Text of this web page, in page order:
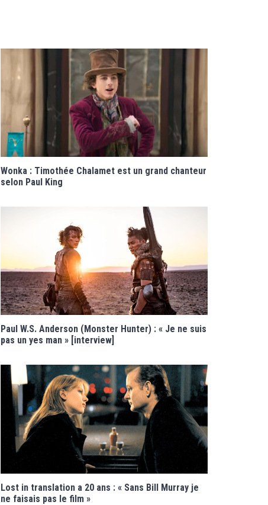
Wonka : Timothée Chalamet est un grand chanteur
selon Paul King
Paul W.S. Anderson (Monster Hunter) : « Je ne suis
pas un yes man » [interview]
Lost in translation a 20 ans : « Sans Bill Murray je
ne faisais pas le film »